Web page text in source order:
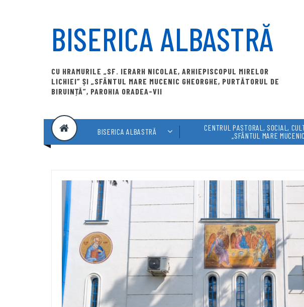
BISERICA ALBASTRĂ
CU HRAMURILE „SF. IERARH NICOLAE, ARHIEPISCOPUL MIRELOR
LICHIEI” ȘI „SFÂNTUL MARE MUCENIC GHEORGHE, PURTĂTORUL DE
BIRUINȚĂ”, PAROHIA ORADEA-VII
BISERICA ALBASTRĂ
CENTRUL PASTORAL, SOCIAL,
„SFÂNTUL MARE